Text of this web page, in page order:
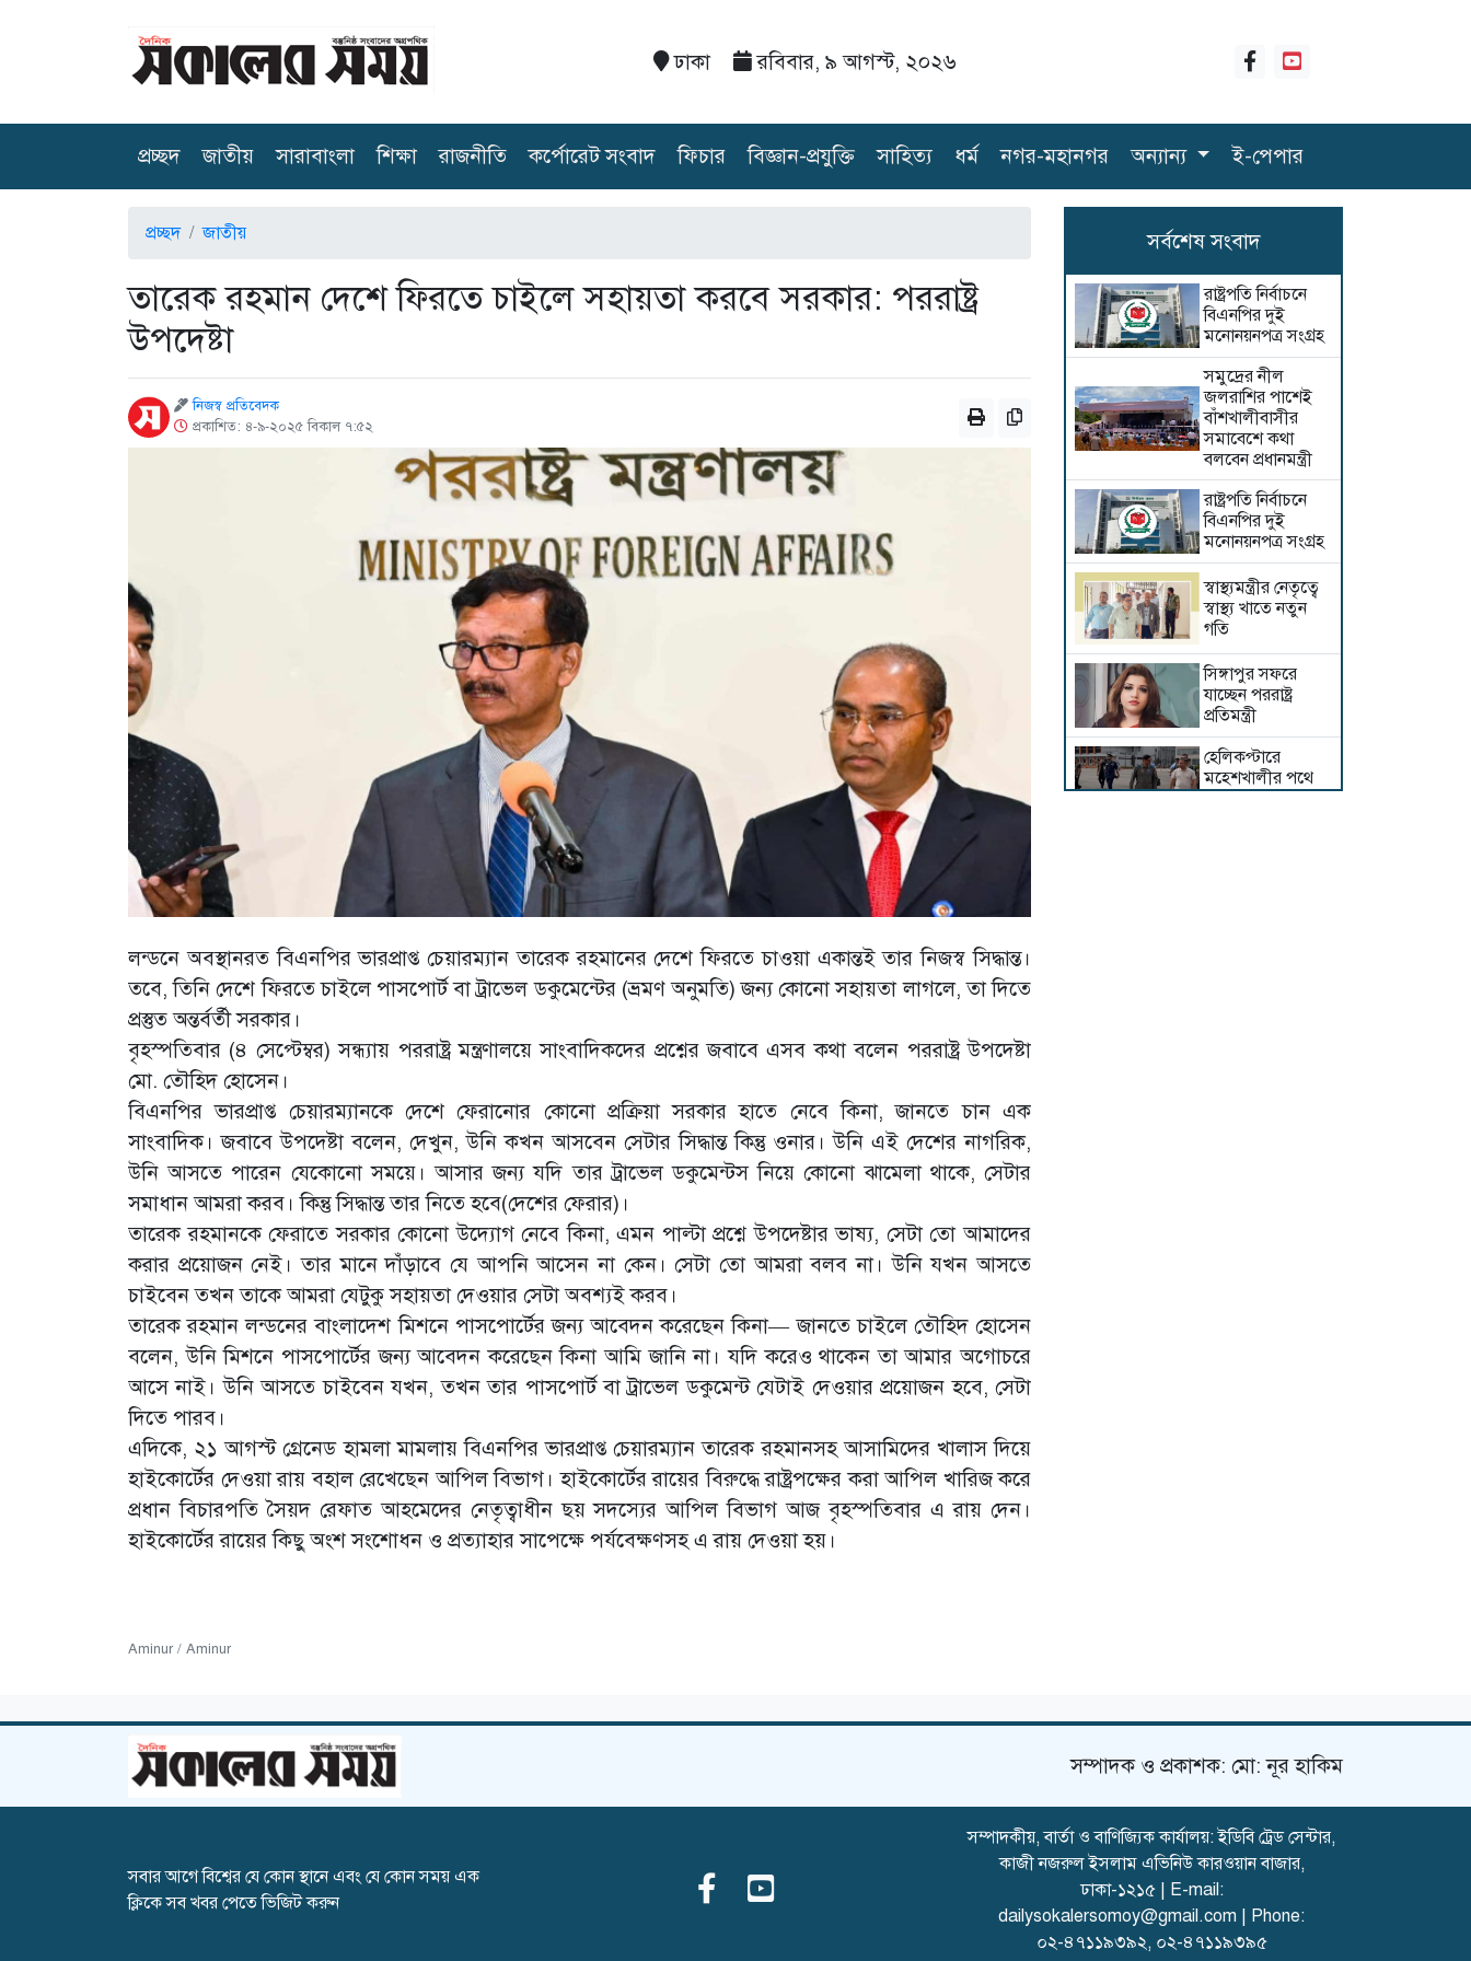
ঢাকা রবিবার, ৯ আগস্ট, ২০২৬
প্রচ্ছদ(current)
জাতীয় সারাবাংলা শিক্ষা রাজনীতি কর্পোরেট সংবাদ ফিচার বিজ্ঞান-প্রযুক্তি সাহিত্য ধর্ম নগর-মহানগর অন্যান্য ই-পেপার
প্রচ্ছদ জাতীয়
তারেক রহমান দেশে ফিরতে চাইলে সহায়তা করবে সরকার: পররাষ্ট্র
উপদেষ্টা
নিজস্ব প্রতিবেদক
প্রকাশিত: ৪-৯-২০২৫ বিকাল ৭:৫২
লন্ডনে অবস্থানরত বিএনপির ভারপ্রাপ্ত চেয়ারম্যান তারেক রহমানের দেশে ফিরতে চাওয়া একান্তই তার নিজস্ব সিদ্ধান্ত।
তবে, তিনি দেশে ফিরতে চাইলে পাসপোর্ট বা ট্রাভেল ডকুমেন্টের (ভ্রমণ অনুমতি) জন্য কোনো সহায়তা লাগলে, তা দিতে
প্রস্তুত অন্তর্বর্তী সরকার।
বৃহস্পতিবার (৪ সেপ্টেম্বর) সন্ধ্যায় পররাষ্ট্র মন্ত্রণালয়ে সাংবাদিকদের প্রশ্নের জবাবে এসব কথা বলেন পররাষ্ট্র উপদেষ্টা
মো. তৌহিদ হোসেন।
বিএনপির ভারপ্রাপ্ত চেয়ারম্যানকে দেশে ফেরানোর কোনো প্রক্রিয়া সরকার হাতে নেবে কিনা, জানতে চান এক
সাংবাদিক। জবাবে উপদেষ্টা বলেন, দেখুন, উনি কখন আসবেন সেটার সিদ্ধান্ত কিন্তু ওনার। উনি এই দেশের নাগরিক,
উনি আসতে পারেন যেকোনো সময়ে। আসার জন্য যদি তার ট্রাভেল ডকুমেন্টস নিয়ে কোনো ঝামেলা থাকে, সেটার
সমাধান আমরা করব। কিন্তু সিদ্ধান্ত তার নিতে হবে(দেশের ফেরার)।
তারেক রহমানকে ফেরাতে সরকার কোনো উদ্যোগ নেবে কিনা, এমন পাল্টা প্রশ্নে উপদেষ্টার ভাষ্য, সেটা তো আমাদের
করার প্রয়োজন নেই। তার মানে দাঁড়াবে যে আপনি আসেন না কেন। সেটা তো আমরা বলব না। উনি যখন আসতে
চাইবেন তখন তাকে আমরা যেটুকু সহায়তা দেওয়ার সেটা অবশ্যই করব।
তারেক রহমান লন্ডনের বাংলাদেশ মিশনে পাসপোর্টের জন্য আবেদন করেছেন কিনা— জানতে চাইলে তৌহিদ হোসেন
বলেন, উনি মিশনে পাসপোর্টের জন্য আবেদন করেছেন কিনা আমি জানি না। যদি করেও থাকেন তা আমার অগোচরে
আসে নাই। উনি আসতে চাইবেন যখন, তখন তার পাসপোর্ট বা ট্রাভেল ডকুমেন্ট যেটাই দেওয়ার প্রয়োজন হবে, সেটা
দিতে পারব।
এদিকে, ২১ আগস্ট গ্রেনেড হামলা মামলায় বিএনপির ভারপ্রাপ্ত চেয়ারম্যান তারেক রহমানসহ আসামিদের খালাস দিয়ে
হাইকোর্টের দেওয়া রায় বহাল রেখেছেন আপিল বিভাগ। হাইকোর্টের রায়ের বিরুদ্ধে রাষ্ট্রপক্ষের করা আপিল খারিজ করে
প্রধান বিচারপতি সৈয়দ রেফাত আহমেদের নেতৃত্বাধীন ছয় সদস্যের আপিল বিভাগ আজ বৃহস্পতিবার এ রায় দেন।
হাইকোর্টের রায়ের কিছু অংশ সংশোধন ও প্রত্যাহার সাপেক্ষে পর্যবেক্ষণসহ এ রায় দেওয়া হয়।
Aminur / Aminur
সর্বশেষ সংবাদ
রাষ্ট্রপতি নির্বাচনে
বিএনপির দুই
মনোনয়নপত্র সংগ্রহ
সমুদ্রের নীল
জলরাশির পাশেই
বাঁশখালীবাসীর
সমাবেশে কথা
বলবেন প্রধানমন্ত্রী
রাষ্ট্রপতি নির্বাচনে
বিএনপির দুই
মনোনয়নপত্র সংগ্রহ
স্বাস্থ্যমন্ত্রীর নেতৃত্বে
স্বাস্থ্য খাতে নতুন
গতি
সিঙ্গাপুর সফরে
যাচ্ছেন পররাষ্ট্র
প্রতিমন্ত্রী
হেলিকপ্টারে
মহেশখালীর পথে
সম্পাদক ও প্রকাশক: মো: নূর হাকিম
সবার আগে বিশ্বের যে কোন স্থানে এবং যে কোন সময় এক
ক্লিকে সব খবর পেতে ভিজিট করুন
সম্পাদকীয়, বার্তা ও বাণিজ্যিক কার্যালয়: ইডিবি ট্রেড সেন্টার,
কাজী নজরুল ইসলাম এভিনিউ কারওয়ান বাজার,
ঢাকা-১২১৫ | E-mail:
dailysokalersomoy@gmail.com | Phone:
০২-৪৭১১৯৩৯২, ০২-৪৭১১৯৩৯৫